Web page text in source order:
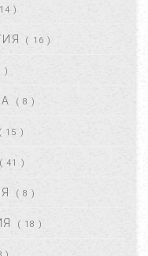
НИМА ҚИЛМОҚ
01, 2017
КАТТАЛАШАДИ?...
ТУРЛАРИ.
)
( 16 )
)
( 8 )
( 15 )
( 41 )
( 8 )
( 18 )